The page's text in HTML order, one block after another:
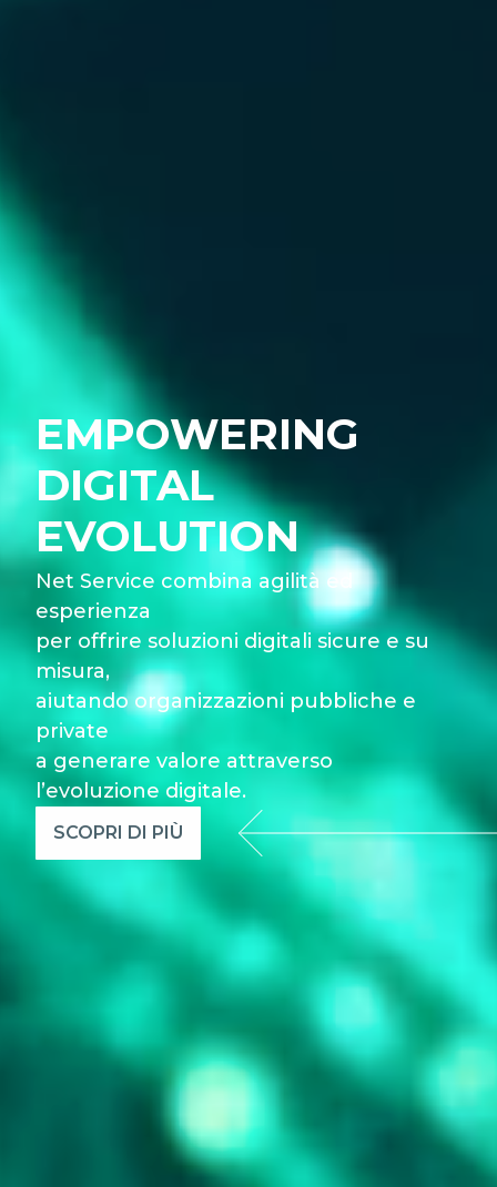
EMPOWERING
DIGITAL
EVOLUTION
Net Service combina agilità ed
esperienza
per offrire soluzioni digitali sicure e su
misura,
aiutando organizzazioni pubbliche e
private
a generare valore attraverso
l’evoluzione digitale.
SCOPRI DI PIÙ